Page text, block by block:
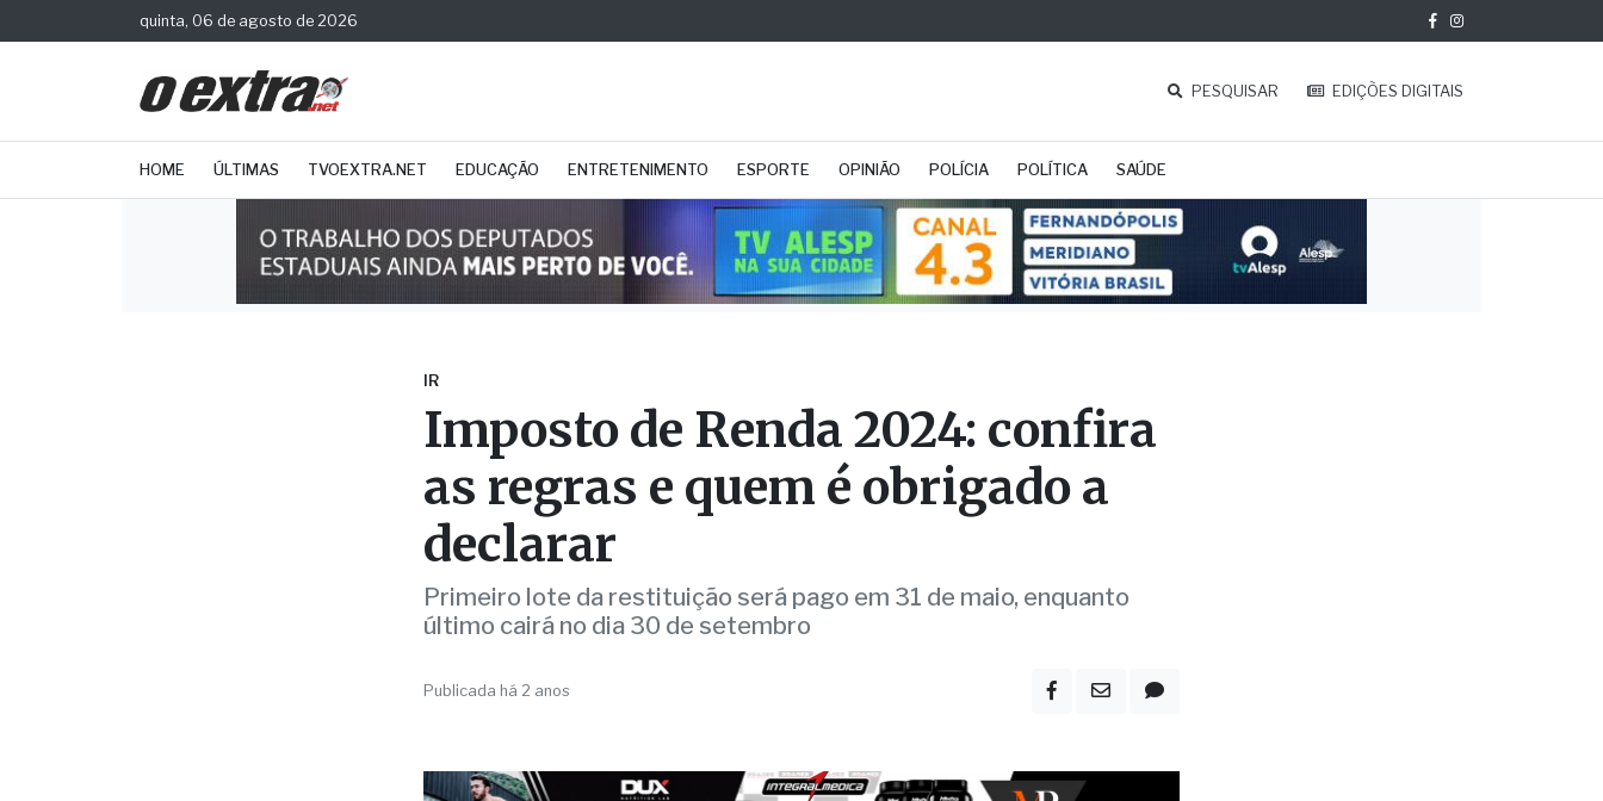
quinta, 06 de agosto de 2026
PESQUISAR EDIÇÕES DIGITAIS
HOME ÚLTIMAS TVOEXTRA.NET EDUCAÇÃO ENTRETENIMENTO ESPORTE OPINIÃO POLÍCIA POLÍTICA SAÚDE
Imposto de Renda 2024: confira
as regras e quem é obrigado a
declarar
Primeiro lote da restituição será pago em 31 de maio, enquanto
Publicada há 2 anos